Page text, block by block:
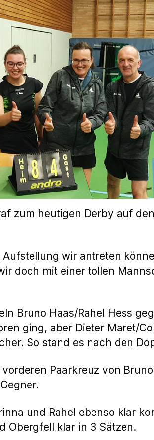
zum heutigen Derby auf
wir antreten
doch mit einer tollen
Bruno Haas/Rahel Hess
ging, aber Dieter Maret/
So stand es nach den
Paarkreuz von
und Rahel ebenso klar
Obergfell klar in 3 Sätzen.